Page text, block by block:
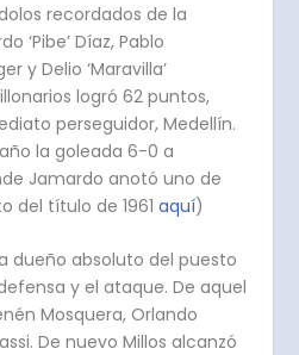
recordados de la
‘Pibe’ Díaz, Pablo
y Delio ‘Maravilla’
logró 62 puntos,
perseguidor, Medellín.
la goleada 6-0 a
Jamardo anotó uno de
del título de 1961aquí)
dueño absoluto del puesto
y el ataque. De aquel
Mosquera, Orlando
De nuevo Millos alcanzó